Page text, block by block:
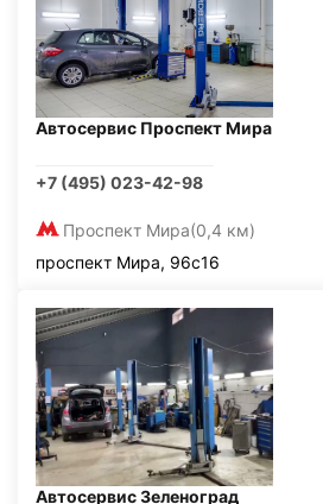
Автосервис Проспект Мира
+7 (495) 023-42-98
Проспект Мира(0,4 км)
проспект Мира, 96с16
Автосервис Зеленоград